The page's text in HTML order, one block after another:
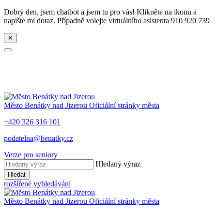
Dobrý den, jsem chatbot a jsem tu pro vás! Klikněte na ikonu a
napište mi dotaz. Případně volejte virtuálního asistenta 910 920 739
✕
Město Benátky nad Jizerou Oficiální stránky města
+420 326 316 101
podatelna@benatky.cz
Verze pro seniory
Hledaný výraz
Hledat
rozšířené vyhledávání
Město Benátky nad Jizerou Oficiální stránky města